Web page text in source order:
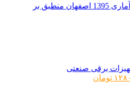
ژئودیتابیس بلوک های آماری 1395 اصفهان منطبق بر
برقی صنعتی
تومانقیمت